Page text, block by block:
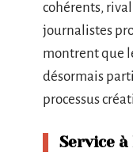
cohérents,
journalistes
montrent que
désormais
processus
Service